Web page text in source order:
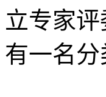
立专家
有一名